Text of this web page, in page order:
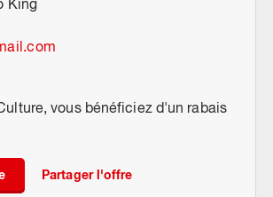
King
vous bénéficiez d'un rabais
Partager l'offre